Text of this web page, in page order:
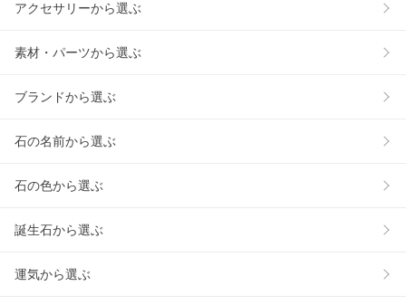
アクセサリーから選ぶ
素材・パーツから選ぶ
ブランドから選ぶ
石の名前から選ぶ
石の色から選ぶ
誕生石から選ぶ
運気から選ぶ